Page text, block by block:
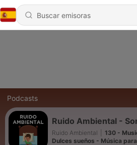
Podcasts
Ruido Ambiental -
Ruido Ambiental
130 -
Dulces sueños - Música